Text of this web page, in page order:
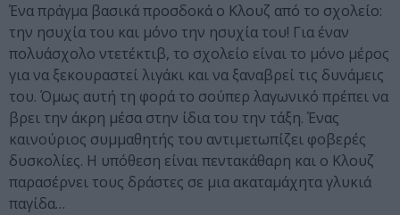
Ένα πράγμα βασικά προσδοκά ο Κλουζ από το σχολείο:
την ησυχία του και μόνο την ησυχία του! Για έναν
πολυάσχολο ντετέκτιβ, το σχολείο είναι το μόνο μέρος
για να ξεκουραστεί λιγάκι και να ξαναβρεί τις δυνάμεις
του. Όμως αυτή τη φορά το σούπερ λαγωνικό πρέπει να
βρει την άκρη μέσα στην ίδια του την τάξη. Ένας
καινούριος συμμαθητής του αντιμετωπίζει φοβερές
δυσκολίες. Η υπόθεση είναι πεντακάθαρη και ο Κλουζ
παρασέρνει τους δράστες σε μια ακαταμάχητα γλυκιά
παγίδα…